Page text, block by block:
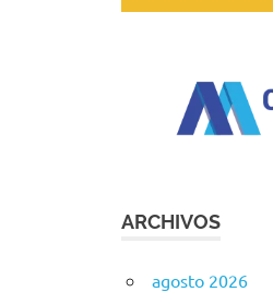
ARCHIVOS
agosto 2026